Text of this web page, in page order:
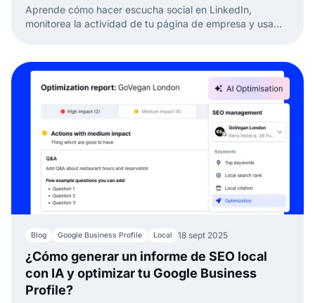
Aprende cómo hacer escucha social en LinkedIn,
monitorea la actividad de tu página de empresa y usa
Blog Google Business Profile Local 18 sept 2025
¿Cómo generar un informe de SEO local
con IA y optimizar tu Google Business
Profile?